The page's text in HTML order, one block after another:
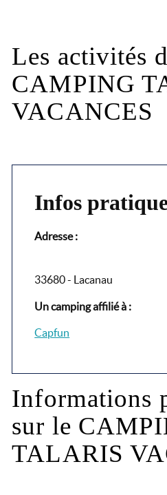
Les activités
CAMPING
VACANCES
Infos
Adresse :
33680 - Lacanau
Un camping affilié à :
Capfun
Informations
sur le
TALARIS